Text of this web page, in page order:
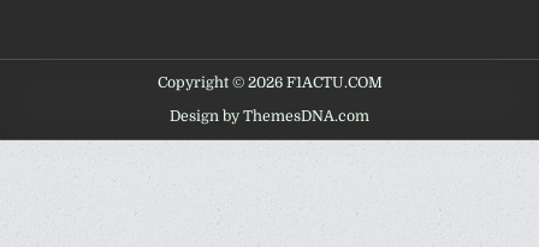
Copyright © 2026 F1ACTU.COM
Design by ThemesDNA.com